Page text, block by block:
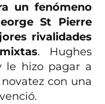
un fenómeno
St Pierre
rivalidades
. Hughes
le hizo pagar a
con una